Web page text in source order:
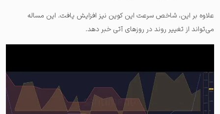
علاوه بر این، شاخص سرعت این کوین نیز افزایش یافت. این مساله
می‌تواند از تغییر روند در روزهای آتی خبر دهد.